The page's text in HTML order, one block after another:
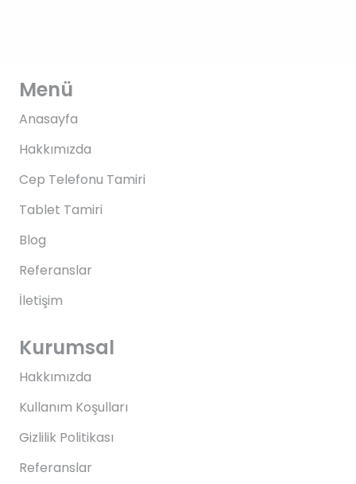
Menü
Anasayfa
Hakkımızda
Cep Telefonu Tamiri
Tablet Tamiri
Blog
Referanslar
İletişim
Kurumsal
Hakkımızda
Kullanım Koşulları
Gizlilik Politikası
Referanslar